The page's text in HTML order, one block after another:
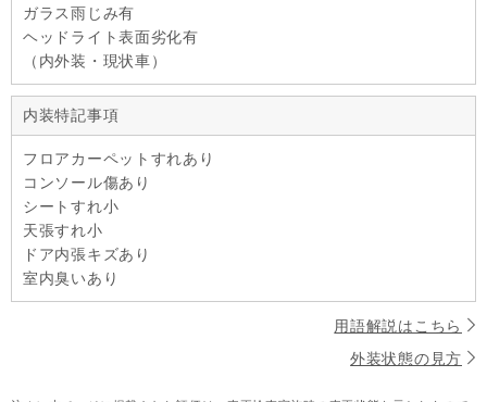
ガラス雨じみ有
ヘッドライト表面劣化有
（内外装・現状車）
内装特記事項
フロアカーペットすれあり
コンソール傷あり
シートすれ小
天張すれ小
ドア内張キズあり
室内臭いあり
用語解説はこちら
外装状態の見方